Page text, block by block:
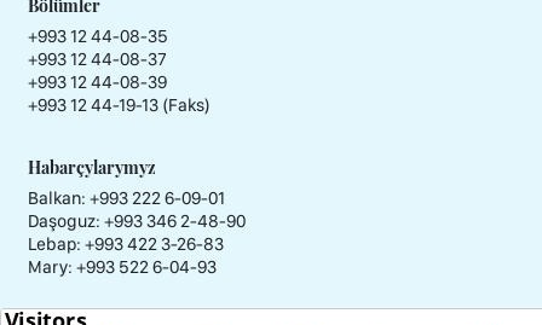
Bölümler
+993 12 44-08-35
+993 12 44-08-37
+993 12 44-08-39
+993 12 44-19-13 (Faks)
Habarçylarymyz
Balkan: +993 222 6-09-01
Daşoguz: +993 346 2-48-90
Lebap: +993 422 3-26-83
Mary: +993 522 6-04-93